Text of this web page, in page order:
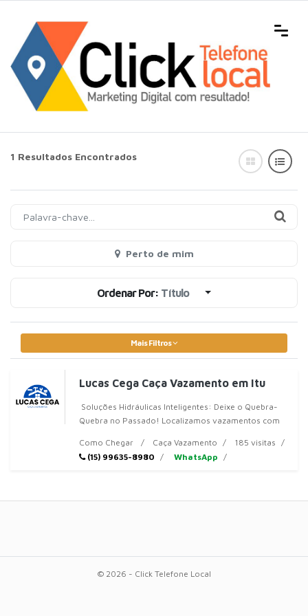
1 Resultados Encontrados
Perto de mim
Ordenar Por: Título
Mais Filtros
Lucas Cega Caça Vazamento em Itu
Soluções Hidráulicas Inteligentes: Deixe o Quebra-
Quebra no Passado! Localizamos vazamentos com
do
Como Chegar Caça Vazamento
185 visitas
(15) 99635-8980
WhatsApp
© 2026 - Click Telefone Local